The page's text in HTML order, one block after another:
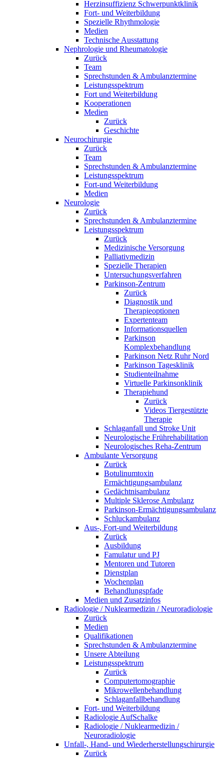
Herzinsuffizienz Schwerpunktklinik
Fort- und Weiterbildung
Spezielle Rhythmologie
Medien
Technische Ausstattung
Nephrologie und Rheumatologie
Zurück
Team
Sprechstunden & Ambulanztermine
Leistungsspektrum
Fort und Weiterbildung
Kooperationen
Medien
Zurück
Geschichte
Neurochirurgie
Zurück
Team
Sprechstunden & Ambulanztermine
Leistungsspektrum
Fort-und Weiterbildung
Medien
Neurologie
Zurück
Sprechstunden & Ambulanztermine
Leistungsspektrum
Zurück
Medizinische Versorgung
Palliativmedizin
Spezielle Therapien
Untersuchungsverfahren
Parkinson-Zentrum
Zurück
Diagnostik und
Therapieoptionen
Expertenteam
Informationsquellen
Parkinson
Komplexbehandlung
Parkinson Netz Ruhr Nord
Parkinson Tagesklinik
Studienteilnahme
Virtuelle Parkinsonklinik
Therapiehund
Zurück
Videos Tiergestützte
Therapie
Schlaganfall und Stroke Unit
Neurologische Frührehabilitation
Neurologisches Reha-Zentrum
Ambulante Versorgung
Zurück
Botulinumtoxin
Ermächtigungsambulanz
Gedächtnisambulanz
Multiple Sklerose Ambulanz
Parkinson-Ermächtigungsambulanz
Schluckambulanz
Aus-, Fort-und Weiterbildung
Zurück
Ausbildung
Famulatur und PJ
Mentoren und Tutoren
Dienstplan
Wochenplan
Behandlungspfade
Medien und Zusatzinfos
Radiologie / Nuklearmedizin / Neuroradiologie
Zurück
Medien
Qualifikationen
Sprechstunden & Ambulanztermine
Unsere Abteilung
Leistungsspektrum
Zurück
Computertomographie
Mikrowellenbehandlung
Schlaganfallbehandlung
Fort- und Weiterbildung
Radiologie AufSchalke
Radiologie / Nuklearmedizin /
Neuroradiologie
Unfall-, Hand- und Wiederherstellungschirurgie
Zurück